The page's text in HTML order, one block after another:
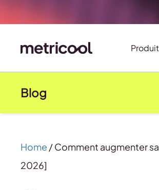
Produit
Blog
Home /Comment augmenter
2026]